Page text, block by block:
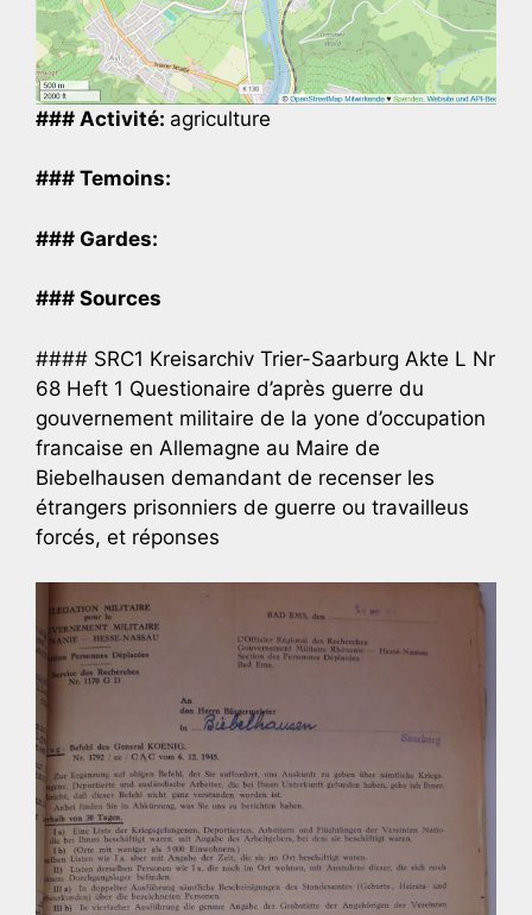
### Activité: agriculture
### Temoins:
### Gardes:
### Sources
#### SRC1 Kreisarchiv Trier-Saarburg Akte L Nr
68 Heft 1 Questionaire d’après guerre du
gouvernement militaire de la yone d’occupation
francaise en Allemagne au Maire de
Biebelhausen demandant de recenser les
étrangers prisonniers de guerre ou travailleus
forcés, et réponses